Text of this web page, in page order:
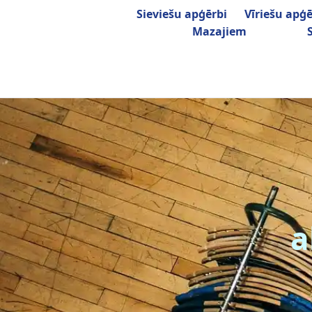
Sieviešu apģērbi
Vīriešu
katalogs
Mazajiem